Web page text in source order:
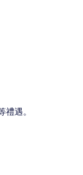
遇。